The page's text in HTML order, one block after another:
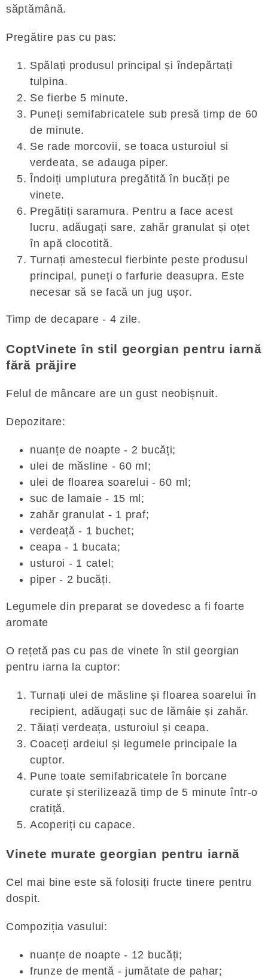
săptămână.
Pregătire pas cu pas:
Spălați produsul principal și îndepărtați
tulpina.
Se fierbe 5 minute.
Puneți semifabricatele sub presă timp de 60
de minute.
Se rade morcovii, se toaca usturoiul si
verdeata, se adauga piper.
Îndoiți umplutura pregătită în bucăți pe
vinete.
Pregătiți saramura. Pentru a face acest
lucru, adăugați sare, zahăr granulat și oțet
în apă clocotită.
Turnați amestecul fierbinte peste produsul
principal, puneți o farfurie deasupra. Este
necesar să se facă un jug ușor.
Timp de decapare - 4 zile.
CoptVinete în stil georgian pentru iarnă
fără prăjire
Felul de mâncare are un gust neobișnuit.
Depozitare:
nuanțe de noapte - 2 bucăți;
ulei de măsline - 60 ml;
ulei de floarea soarelui - 60 ml;
suc de lamaie - 15 ml;
zahăr granulat - 1 praf;
verdeață - 1 buchet;
ceapa - 1 bucata;
usturoi - 1 catel;
piper - 2 bucăți.
Legumele din preparat se dovedesc a fi foarte
aromate
O rețetă pas cu pas de vinete în stil georgian
pentru iarna la cuptor:
Turnați ulei de măsline și floarea soarelui în
recipient, adăugați suc de lămâie și zahăr.
Tăiați verdeața, usturoiul și ceapa.
Coaceți ardeiul și legumele principale la
cuptor.
Pune toate semifabricatele în borcane
curate și sterilizează timp de 5 minute într-o
cratiță.
Acoperiți cu capace.
Vinete murate georgian pentru iarnă
Cel mai bine este să folosiți fructe tinere pentru
dospit.
Compoziția vasului:
nuanțe de noapte - 12 bucăți;
frunze de mentă - jumătate de pahar;